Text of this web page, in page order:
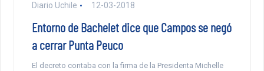
Diario Uchile 12-03-2018
Entorno de Bachelet dice que Campos se negó
a cerrar Punta Peuco
El decreto contaba con la firma de la Presidenta Michelle